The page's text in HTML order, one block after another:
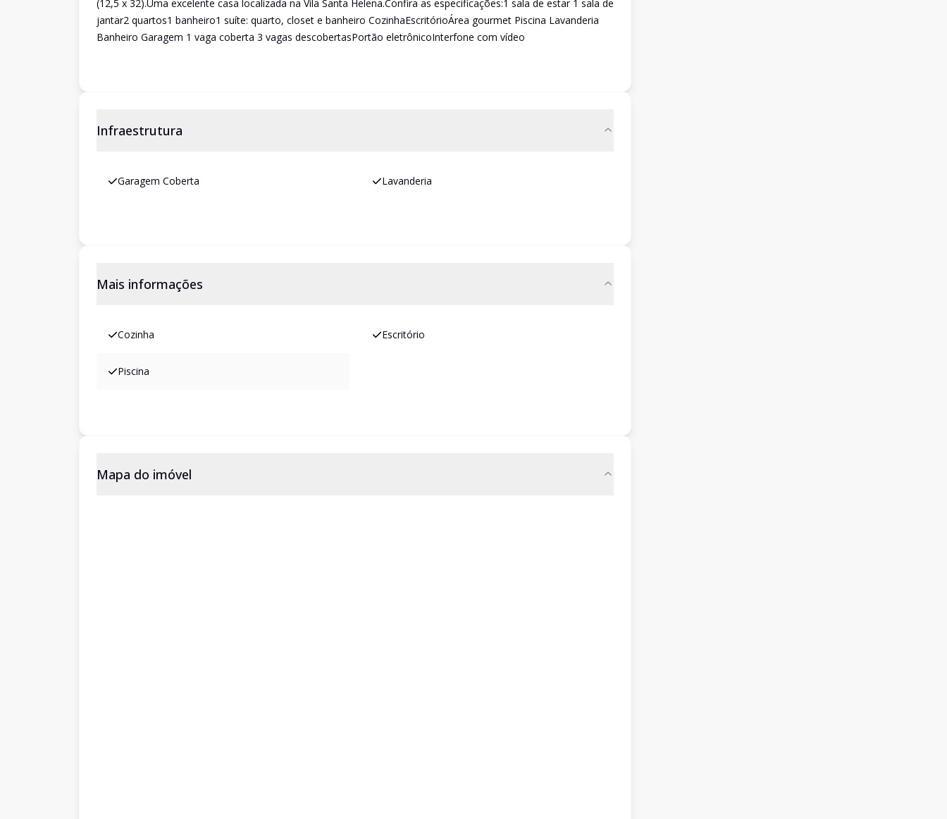
(12,5 x 32).Uma excelente casa localizada na Vila Santa Helena.Confira as especificações:1 sala de estar 1 sala de
jantar2 quartos1 banheiro1 suíte: quarto, closet e banheiro CozinhaEscritórioÁrea gourmet Piscina Lavanderia
Banheiro Garagem 1 vaga coberta 3 vagas descobertasPortão eletrônicoInterfone com vídeo
Infraestrutura
Garagem Coberta Lavanderia
Mais informações
Cozinha Escritório
Piscina
Mapa do imóvel